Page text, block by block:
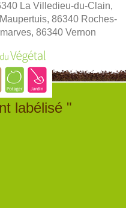
La Villedieu-du-Clain,
86340 Roches-
86340 Vernon
labélisé "